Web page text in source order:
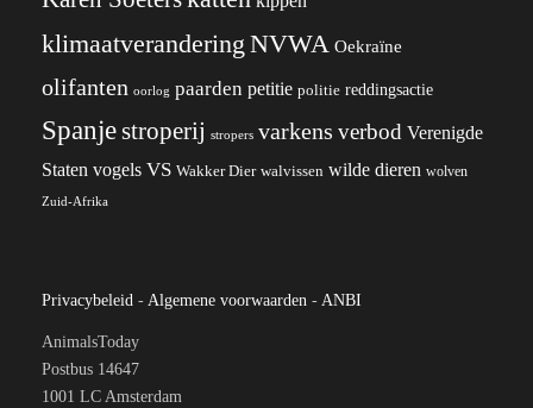
klimaatverandering NVWA Oekraïne
olifanten oorlog paarden petitie politie reddingsactie
Spanjestroperij stropers varkens verbod Verenigde
Staten vogels VS Wakker Dier walvissen wilde dieren wolven
Zuid-Afrika
Privacybeleid - Algemene voorwaarden - ANBI
AnimalsToday
Postbus 14647
1001 LC Amsterdam